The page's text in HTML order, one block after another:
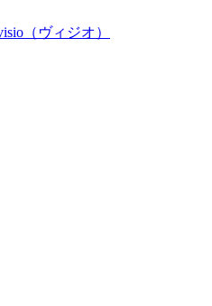
（ヴィジオ）